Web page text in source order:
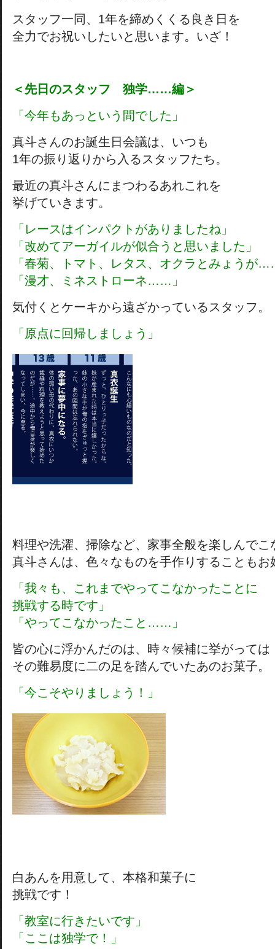
スタッフ一同、1年を締めくくる良き日を
全力でお祝いしたいと思います。いざ！
＜先日のスタッフ 独学……編＞
「今年もあっという間でした」
真斗さんのお誕生日会議は、いつも
1年の振り返りから入るスタッフたち。
最近の真斗さんにまつわるあれこれを
挙げていきます。
「レースはインパクトがありましたね」
「改めてアーガイルが似合うと思いました」
「春菊、トマト、レタス、オクラとみょうが
「漫才、ミネストローネ……」
気付くとケーキから遠ざかっているスタッフ。
「原点に回帰しましょう」
料理や洗濯、掃除など、家事全般を楽しんでこ
真斗さんは、色々なものを手作りすることもお
「我々も、これまでやってこなかったことに
挑戦する時です」
「やってこなかったこと……」
皆の心に浮かんだのは、時々候補に挙がっては
その難易度に二の足を踏んでいたあのお菓子。
「今こそやりましょう！」
白あんを用意して、本格和菓子に
挑戦です！
「教室に行きたいです」
「ここは独学で！」